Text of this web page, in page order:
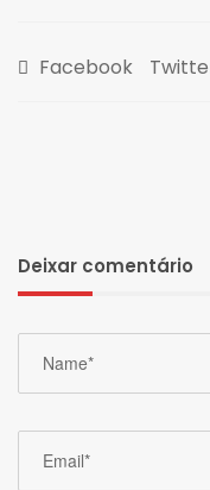
Facebook
Deixar comentário